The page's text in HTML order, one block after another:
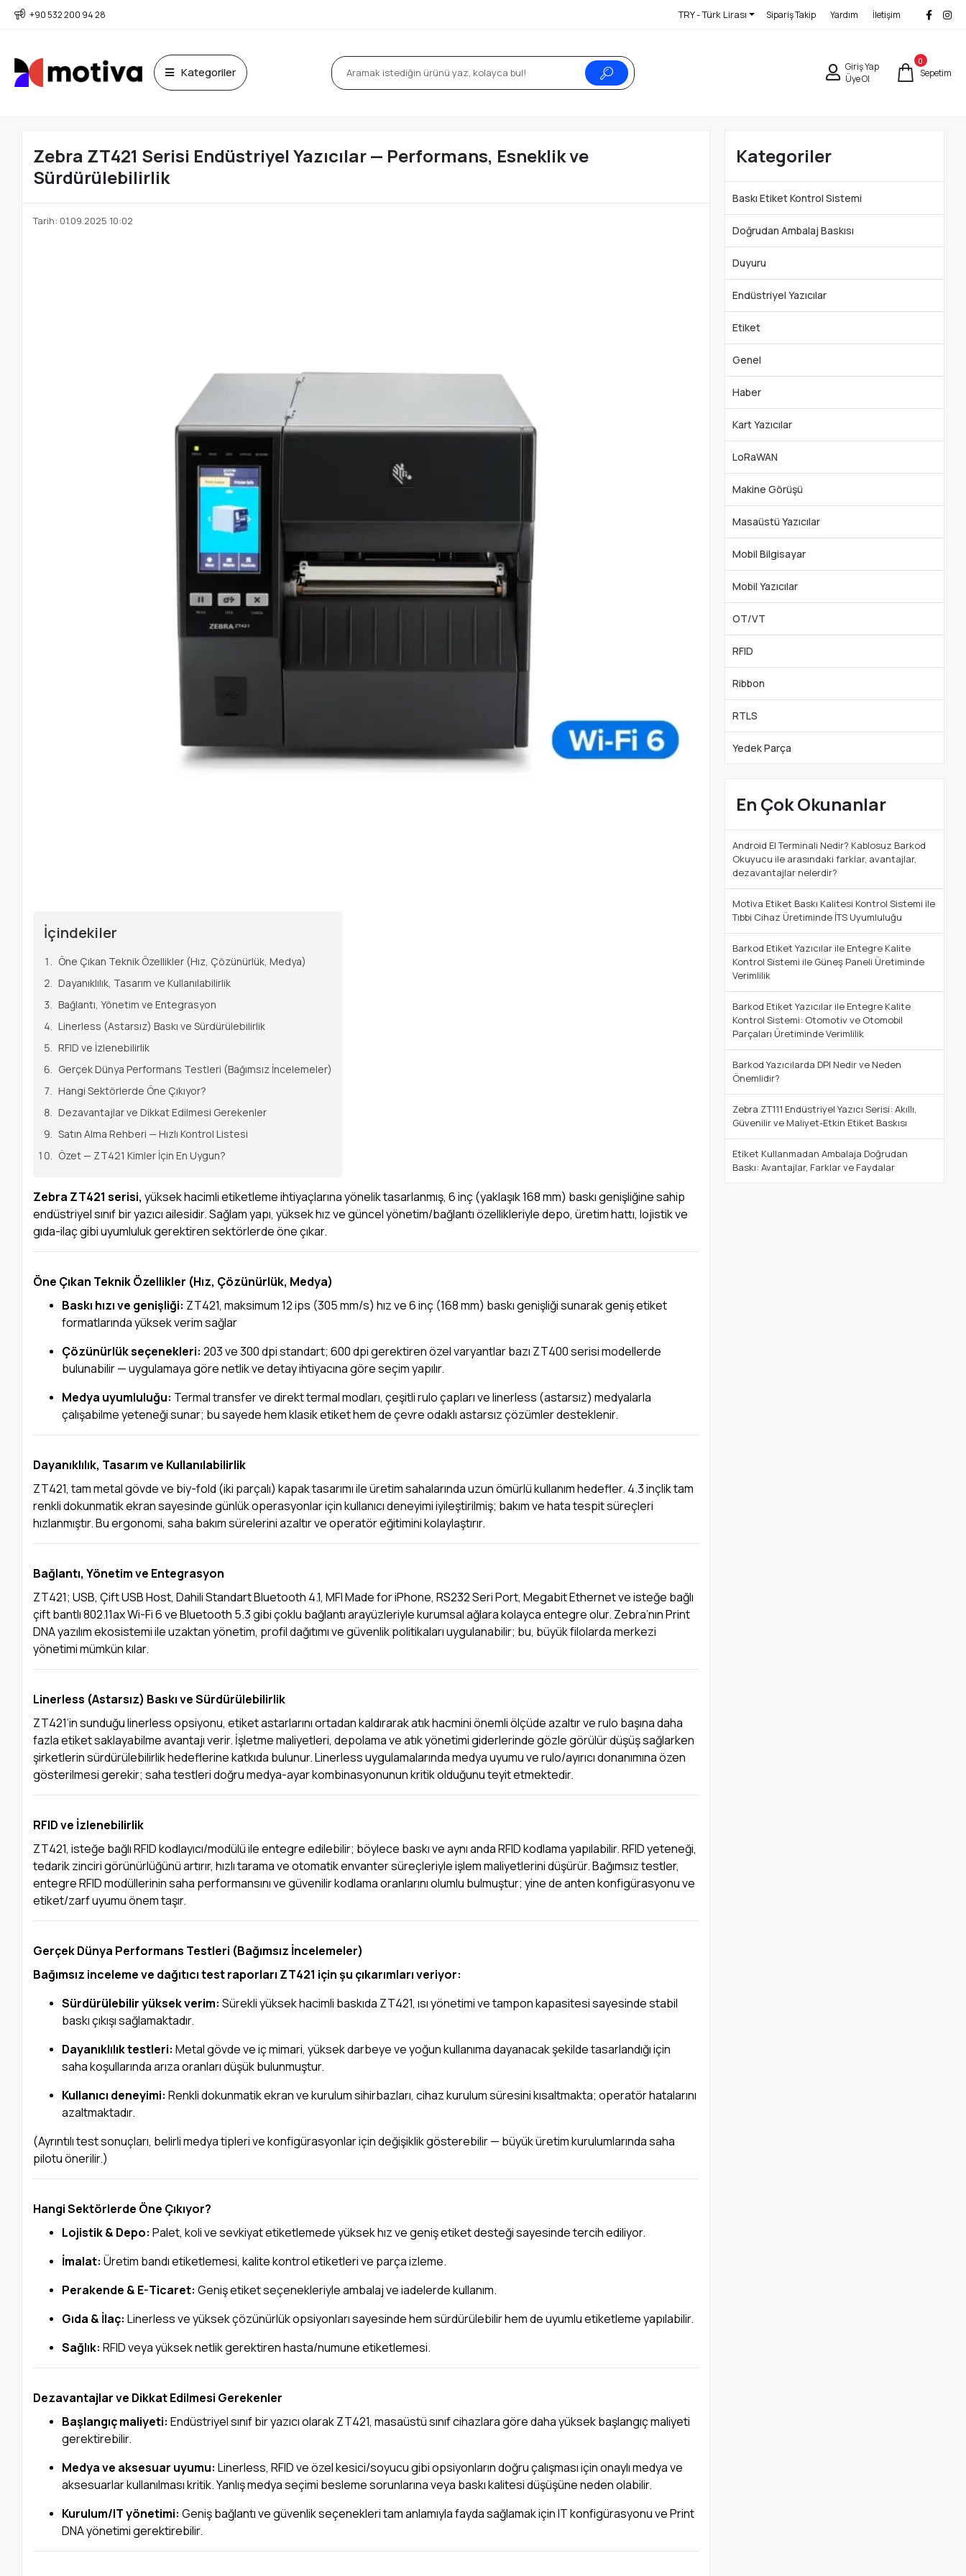
+90 532 200 94 28 TRY - Türk Lirası Sipariş Takip Yardım İletişim
Kategoriler
Giriş Yap
Üye Ol
0
Sepetim
Zebra ZT421 Serisi Endüstriyel Yazıcılar — Performans, Esneklik ve
Sürdürülebilirlik
Tarih: 01.09.2025 10:02
İçindekiler
Öne Çıkan Teknik Özellikler (Hız, Çözünürlük, Medya)
Dayanıklılık, Tasarım ve Kullanılabilirlik
Bağlantı, Yönetim ve Entegrasyon
Linerless (Astarsız) Baskı ve Sürdürülebilirlik
RFID ve İzlenebilirlik
Gerçek Dünya Performans Testleri (Bağımsız İncelemeler)
Hangi Sektörlerde Öne Çıkıyor?
Dezavantajlar ve Dikkat Edilmesi Gerekenler
Satın Alma Rehberi — Hızlı Kontrol Listesi
Özet — ZT421 Kimler İçin En Uygun?
Zebra ZT421 serisi, yüksek hacimli etiketleme ihtiyaçlarına yönelik tasarlanmış, 6 inç (yaklaşık 168 mm) baskı genişliğine sahip
endüstriyel sınıf bir yazıcı ailesidir. Sağlam yapı, yüksek hız ve güncel yönetim/bağlantı özellikleriyle depo, üretim hattı, lojistik ve
gıda-ilaç gibi uyumluluk gerektiren sektörlerde öne çıkar.
Öne Çıkan Teknik Özellikler (Hız, Çözünürlük, Medya)
Baskı hızı ve genişliği: ZT421, maksimum 12 ips (305 mm/s) hız ve 6 inç (168 mm) baskı genişliği sunarak geniş etiket
formatlarında yüksek verim sağlar
Çözünürlük seçenekleri: 203 ve 300 dpi standart; 600 dpi gerektiren özel varyantlar bazı ZT400 serisi modellerde
bulunabilir — uygulamaya göre netlik ve detay ihtiyacına göre seçim yapılır.
Medya uyumluluğu: Termal transfer ve direkt termal modları, çeşitli rulo çapları ve linerless (astarsız) medyalarla
çalışabilme yeteneği sunar; bu sayede hem klasik etiket hem de çevre odaklı astarsız çözümler desteklenir.
Dayanıklılık, Tasarım ve Kullanılabilirlik
ZT421, tam metal gövde ve biy-fold (iki parçalı) kapak tasarımı ile üretim sahalarında uzun ömürlü kullanım hedefler. 4.3 inçlik tam
renkli dokunmatik ekran sayesinde günlük operasyonlar için kullanıcı deneyimi iyileştirilmiş; bakım ve hata tespit süreçleri
hızlanmıştır. Bu ergonomi, saha bakım sürelerini azaltır ve operatör eğitimini kolaylaştırır.
Bağlantı, Yönetim ve Entegrasyon
ZT421; USB, Çift USB Host, Dahili Standart Bluetooth 4.1, MFI Made for iPhone, RS232 Seri Port, Megabit Ethernet ve isteğe bağlı
çift bantlı 802.11ax Wi-Fi 6 ve Bluetooth 5.3 gibi çoklu bağlantı arayüzleriyle kurumsal ağlara kolayca entegre olur. Zebra’nın Print
DNA yazılım ekosistemi ile uzaktan yönetim, profil dağıtımı ve güvenlik politikaları uygulanabilir; bu, büyük filolarda merkezi
yönetimi mümkün kılar.
Linerless (Astarsız) Baskı ve Sürdürülebilirlik
ZT421’in sunduğu linerless opsiyonu, etiket astarlarını ortadan kaldırarak atık hacmini önemli ölçüde azaltır ve rulo başına daha
fazla etiket saklayabilme avantajı verir. İşletme maliyetleri, depolama ve atık yönetimi giderlerinde gözle görülür düşüş sağlarken
şirketlerin sürdürülebilirlik hedeflerine katkıda bulunur. Linerless uygulamalarında medya uyumu ve rulo/ayırıcı donanımına özen
gösterilmesi gerekir; saha testleri doğru medya-ayar kombinasyonunun kritik olduğunu teyit etmektedir.
RFID ve İzlenebilirlik
ZT421, isteğe bağlı RFID kodlayıcı/modülü ile entegre edilebilir; böylece baskı ve aynı anda RFID kodlama yapılabilir. RFID yeteneği,
tedarik zinciri görünürlüğünü artırır, hızlı tarama ve otomatik envanter süreçleriyle işlem maliyetlerini düşürür. Bağımsız testler,
entegre RFID modüllerinin saha performansını ve güvenilir kodlama oranlarını olumlu bulmuştur; yine de anten konfigürasyonu ve
etiket/zarf uyumu önem taşır.
Gerçek Dünya Performans Testleri (Bağımsız İncelemeler)
Bağımsız inceleme ve dağıtıcı test raporları ZT421 için şu çıkarımları veriyor:
Sürdürülebilir yüksek verim: Sürekli yüksek hacimli baskıda ZT421, ısı yönetimi ve tampon kapasitesi sayesinde stabil
baskı çıkışı sağlamaktadır.
Dayanıklılık testleri: Metal gövde ve iç mimari, yüksek darbeye ve yoğun kullanıma dayanacak şekilde tasarlandığı için
saha koşullarında arıza oranları düşük bulunmuştur.
Kullanıcı deneyimi: Renkli dokunmatik ekran ve kurulum sihirbazları, cihaz kurulum süresini kısaltmakta; operatör hatalarını
azaltmaktadır.
(Ayrıntılı test sonuçları, belirli medya tipleri ve konfigürasyonlar için değişiklik gösterebilir — büyük üretim kurulumlarında saha
pilotu önerilir.)
Hangi Sektörlerde Öne Çıkıyor?
Lojistik & Depo: Palet, koli ve sevkiyat etiketlemede yüksek hız ve geniş etiket desteği sayesinde tercih ediliyor.
İmalat: Üretim bandı etiketlemesi, kalite kontrol etiketleri ve parça izleme.
Perakende & E-Ticaret: Geniş etiket seçenekleriyle ambalaj ve iadelerde kullanım.
Gıda & İlaç: Linerless ve yüksek çözünürlük opsiyonları sayesinde hem sürdürülebilir hem de uyumlu etiketleme yapılabilir.
Sağlık: RFID veya yüksek netlik gerektiren hasta/numune etiketlemesi.
Dezavantajlar ve Dikkat Edilmesi Gerekenler
Başlangıç maliyeti: Endüstriyel sınıf bir yazıcı olarak ZT421, masaüstü sınıf cihazlara göre daha yüksek başlangıç maliyeti
gerektirebilir.
Medya ve aksesuar uyumu: Linerless, RFID ve özel kesici/soyucu gibi opsiyonların doğru çalışması için onaylı medya ve
aksesuarlar kullanılması kritik. Yanlış medya seçimi besleme sorunlarına veya baskı kalitesi düşüşüne neden olabilir.
Kurulum/IT yönetimi: Geniş bağlantı ve güvenlik seçenekleri tam anlamıyla fayda sağlamak için IT konfigürasyonu ve Print
DNA yönetimi gerektirebilir.
Kategoriler
Baskı Etiket Kontrol Sistemi
Doğrudan Ambalaj Baskısı
Duyuru
Endüstriyel Yazıcılar
Etiket
Genel
Haber
Kart Yazıcılar
LoRaWAN
Makine Görüşü
Masaüstü Yazıcılar
Mobil Bilgisayar
Mobil Yazıcılar
OT/VT
RFID
Ribbon
RTLS
Yedek Parça
En Çok Okunanlar
Android El Terminali Nedir? Kablosuz Barkod
Okuyucu ile arasındaki farklar, avantajlar,
dezavantajlar nelerdir?
Motiva Etiket Baskı Kalitesi Kontrol Sistemi ile
Tıbbi Cihaz Üretiminde İTS Uyumluluğu
Barkod Etiket Yazıcılar ile Entegre Kalite
Kontrol Sistemi ile Güneş Paneli Üretiminde
Verimlilik
Barkod Etiket Yazıcılar ile Entegre Kalite
Kontrol Sistemi: Otomotiv ve Otomobil
Parçaları Üretiminde Verimlilik
Barkod Yazıcılarda DPI Nedir ve Neden
Önemlidir?
Zebra ZT111 Endüstriyel Yazıcı Serisi: Akıllı,
Güvenilir ve Maliyet-Etkin Etiket Baskısı
Etiket Kullanmadan Ambalaja Doğrudan
Baskı: Avantajlar, Farklar ve Faydalar